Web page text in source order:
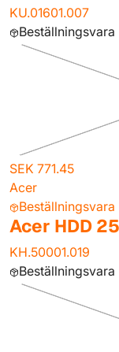
KU.01601.007
Beställningsvara
SEK 771.45
Acer
Beställningsvara
Acer HDD
KH.50001.019
Beställningsvara